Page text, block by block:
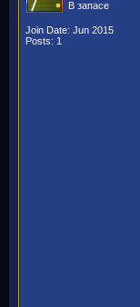
В запасе
Join Date: Jun 2015
Posts: 1